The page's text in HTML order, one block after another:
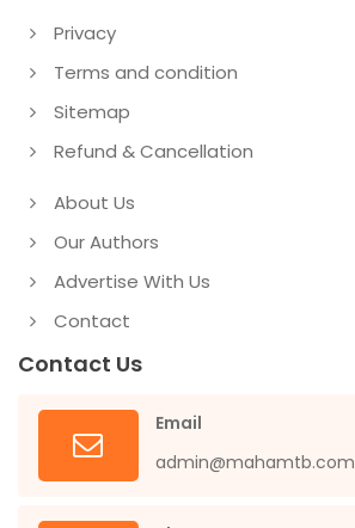
Privacy
Terms and condition
Sitemap
Refund & Cancellation
About Us
Our Authors
Advertise With Us
Contact
Contact Us
Email
admin@mahamtb.com